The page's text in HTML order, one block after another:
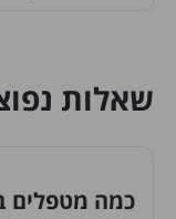
שאלות
כמה מטפלים